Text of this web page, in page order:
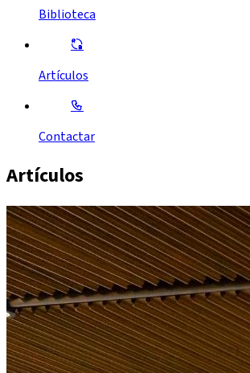
Biblioteca
Artículos
Contactar
Artículos